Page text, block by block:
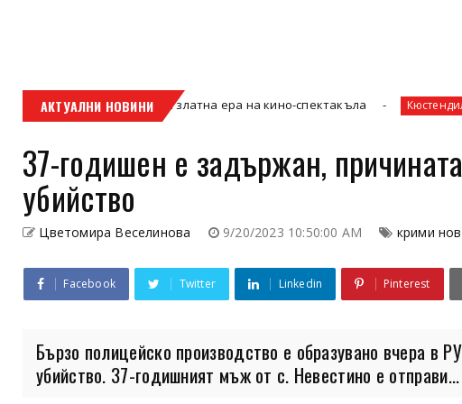
АКТУАЛНИ НОВИНИ
и новата златна ера на кино-спектакъла Кюстендил Втора
37-годишен е задържан,
убийство
Цветомира Веселинова 9/20/2023 10:50:00 AM крими
Facebook Twitter Linkedin Pinterest
Бързо полицейско производство е образувано вчера в
убийство. 37-годишният мъж от с. Невестино е отправи...